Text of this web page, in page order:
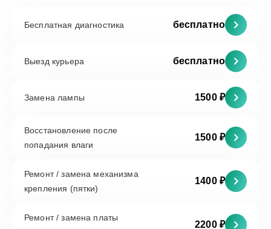
Бесплатная диагностика бесплатно
Выезд курьера бесплатно
Замена лампы 1500 ₽
Восстановление после
попадания влаги
1500 ₽
Ремонт / замена механизма
крепления (пятки)
1400 ₽
Ремонт / замена платы
2200 ₽